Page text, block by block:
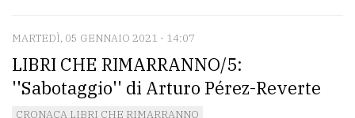
MARTEDÌ, 05 GENNAIO 2021 - 14:07
LIBRI CHE RIMARRANNO/5:
''Sabotaggio'' di Arturo Pérez-Reverte
CRONACA LIBRI CHE RIMARRANNO